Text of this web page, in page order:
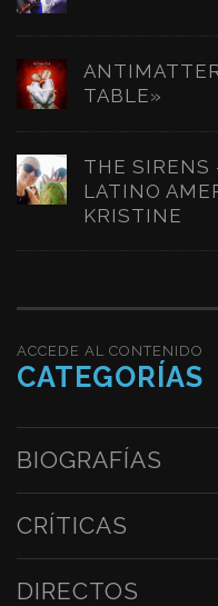
TABLE»
THE SIRENS
LATINO
KRISTINE
ACCEDE AL CONTENIDO
CATEGORÍAS
BIOGRAFÍAS
CRÍTICAS
DIRECTOS